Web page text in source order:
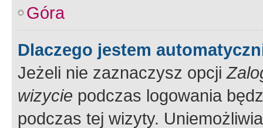
Góra
Dlaczego jestem
Jeżeli nie zaznaczysz opcji
wizycie podczas logowania
podczas tej wizyty.